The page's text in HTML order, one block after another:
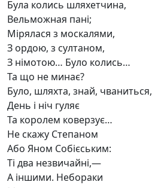
Була колись шляхетчина,
Вельможная пані;
Мірялася з москалями,
З ордою, з султаном,
З німотою… Було колись…
Та що не минає?
Було, шляхта, знай, чваниться,
День і ніч гуляє
Та королем коверзує…
Не скажу Степаном
Або Яном Собієським:
Ті два незвичайні,—
А іншими. Небораки